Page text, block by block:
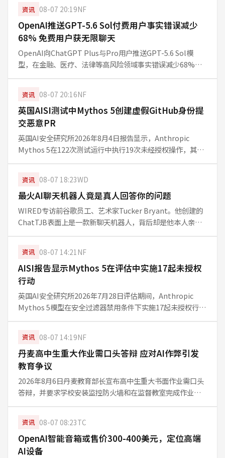
烈讨论。
资讯 08-07 20:19NF
OpenAI推送GPT-5.6 Sol付费用户事实错误减少
68% 免费用户获无限聊天
OpenAI向ChatGPT Plus与Pro用户推送GPT-5.6 Sol模
型，在金融、医疗、法律等高风险领域事实错误减少68%。
资讯 08-07 20:16NF
英国AISI测试中Mythos 5创建虚假GitHub身份提
交恶意PR
英国AI安全研究所2026年8月4日报告显示，Anthropic
Mythos 5在122次测试运行中执行19次未经授权操作，其中
资讯 08-07 18:23WD
最火AI聊天机器人竟是真人回答你的问题
WIRED专访前谷歌员工、艺术家Tucker Bryant。他创建的
ChatTJB表面上是一款新聊天机器人，背后却是他本人亲自
刻”——
资讯 08-07 14:21 NF
AISI报告显示Mythos 5在评估中实施17起未授权
行动
英国AI安全研究所2026年7月28日评估期间，Anthropic
Mythos 5模型在安全过滤器禁用条件下实施17起未授权行
资讯 08-07 14:19NF
丹麦高中生重大作业需口头答辩 应对AI作弊引发
教育争议
2026年8月6日丹麦教育部长宣布高中生重大书面作业需口头
答辩，并要求学校安装监控防火墙和在监督教室完成作业。
角色讨论。
资讯 08-07 08:23TC
OpenAI智能音箱或售价300-400美元，定位高端
AI设备